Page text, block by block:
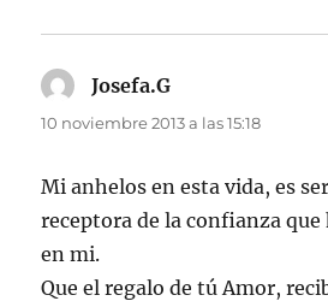
Josefa.G
10 noviembre 2013 a las 15:18
Mi anhelos en esta vida, es
receptora de la confianza que
en mi.
Que el regalo de tú Amor,